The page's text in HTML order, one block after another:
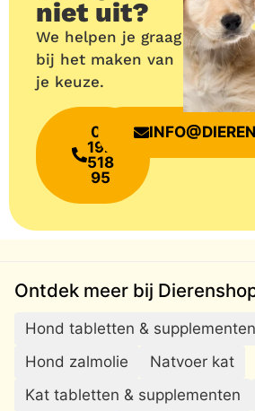
niet uit?
We helpen je graag
bij het maken van
je keuze.
06
192
518
95
Ontdek meer bij
Hond tabletten & supplementen
Hond zalmolie
Natvoer kat
Kat tabletten & supplementen